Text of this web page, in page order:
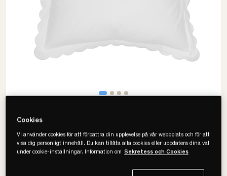
Cookies
Vi använder cookies för att förbättra din upplevelse på vår webbplats och för att
visa dig personligt innehåll. Du kan tillåta alla cookies eller uppdatera dina val
under cookie-inställningar. Information om Sekretess och Cookies